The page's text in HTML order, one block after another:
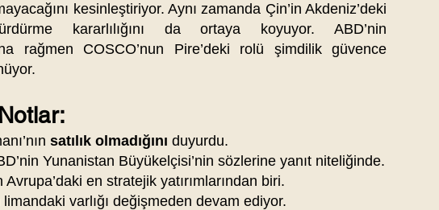
kesinleştiriyor. Aynı zamanda Çin’in Akdeniz’deki
kararlılığını da ortaya koyuyor. ABD’nin
rağmen COSCO’nun Pire’deki rolü şimdilik güvence
satılık olmadığını duyurdu.
Yunanistan Büyükelçisi’nin sözlerine yanıt niteliğinde.
Avrupa’daki en stratejik yatırımlarından biri.
limandaki varlığı değişmeden devam ediyor.